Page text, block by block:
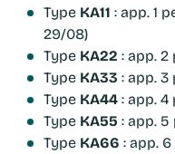
Type KA11 : app. 1
29/08)
Type KA22 : app. 2
Type KA33 : app.
Type KA44: app.
Type KA55 : app.
Type KA66 : app.